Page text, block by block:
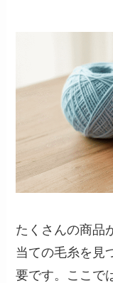
たくさんの商品
当ての毛糸を見
要です。ここで